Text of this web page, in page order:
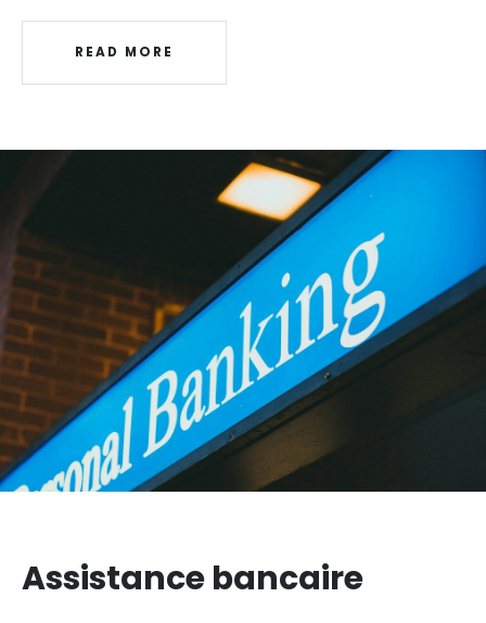
READ MORE
Assistance bancaire